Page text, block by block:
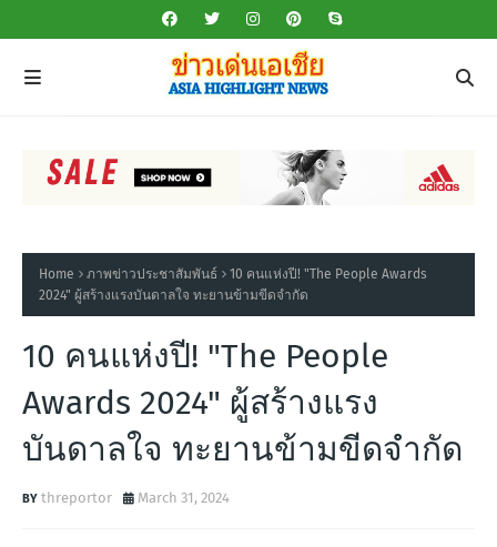
Home ภาพข่าวประชาสัมพันธ์
10 คนแห่งปี! "The People Awards
2024" ผู้สร้างแรงบันดาลใจ ทะยานข้ามขีดจำกัด
10 คนแห่งปี! "The People
Awards 2024" ผู้สร้างแรง
บันดาลใจ ทะยานข้ามขีดจำกัด
threportor March 31, 2024